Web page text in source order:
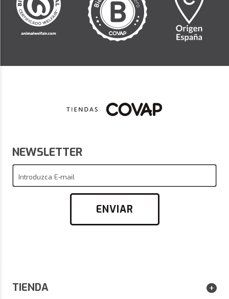
¡BARBACOA DE REGALO! POR COMPRAS
NEWSLETTER
Introduzca E-mail
ENVIAR
TIENDA